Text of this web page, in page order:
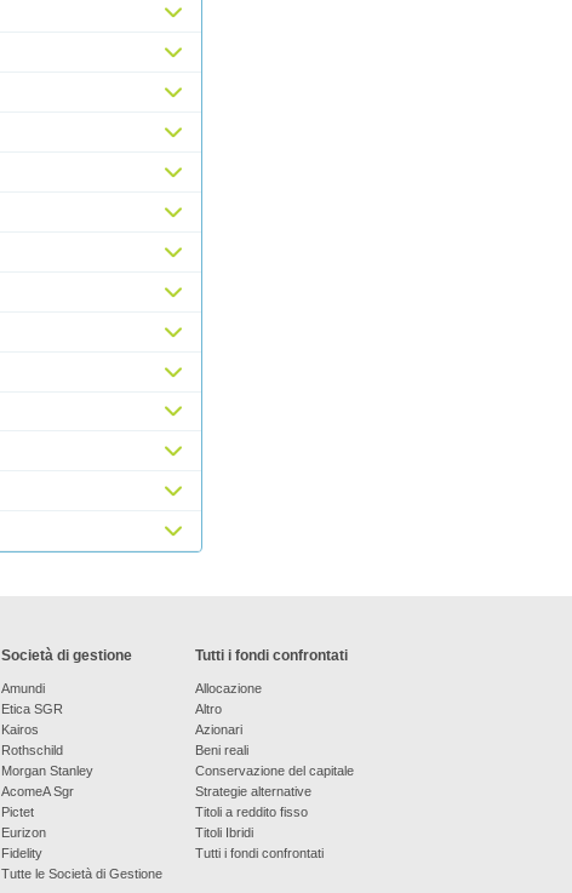
Società di gestione
Amundi
Etica SGR
Kairos
Rothschild
Morgan Stanley
AcomeA Sgr
Pictet
Eurizon
Fidelity
Tutte le Società di Gestione
Tutti i fondi confrontati
Allocazione
Altro
Azionari
Beni reali
Conservazione del capitale
Strategie alternative
Titoli a reddito fisso
Titoli Ibridi
Tutti i fondi confrontati